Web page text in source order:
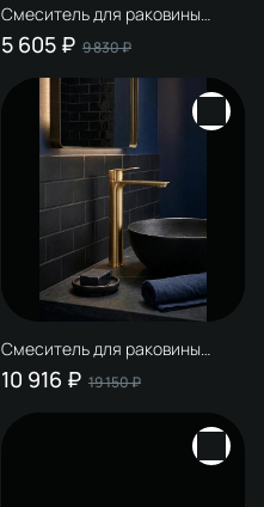
Смеситель для раковины
STWORKI Рандерс S19010BK
матовый черный
5 605 ₽ 9 830 ₽
Смеситель для раковины
STWORKI Рандерс S19020GM
матовое золото
10 916 ₽ 19 150 ₽